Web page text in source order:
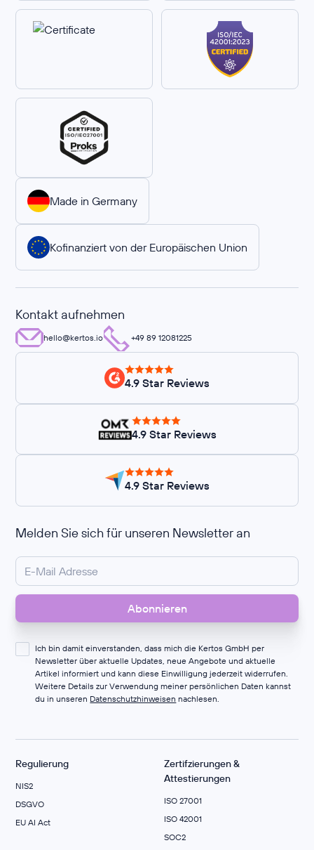
Made in Germany
Kofinanziert von der Europäischen Union
Kontakt aufnehmen
hello@kertos.io +49 89 12081225
4.9 Star Reviews
4.9 Star Reviews
4.9 Star Reviews
Melden Sie sich für unseren Newsletter an
Ich bin damit einverstanden, dass mich die Kertos GmbH per
Newsletter über aktuelle Updates, neue Angebote und aktuelle
Artikel informiert und kann diese Einwilligung jederzeit widerrufen.
Weitere Details zur Verwendung meiner persönlichen Daten kannst
du in unseren Datenschutzhinweisen nachlesen.
Regulierung
NIS2
DSGVO
EU AI Act
Zertifzierungen &
Attestierungen
ISO 27001
ISO 42001
SOC2